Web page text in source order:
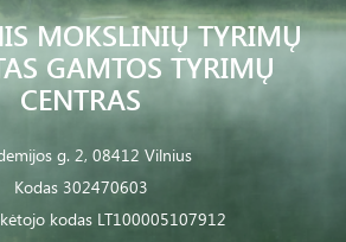
MOKSLINIŲ TYRIMŲ
GAMTOS TYRIMŲ
CENTRAS
g. 2, 08412 Vilnius
Kodas 302470603
kodas LT100005107912